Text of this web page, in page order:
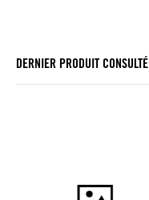
DERNIER PRODUIT CONSULTÉ